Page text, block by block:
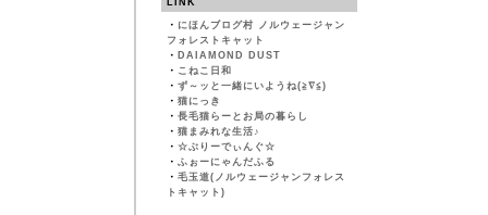
LINK
・ にほんブログ村 ノルウェージャン
フォレストキャット
・ DAIAMOND DUST
・ こねこ日和
・ ず～ッと一緒にいようね(≧∇≦)
・ 猫にっき
・ 長毛猫らーとお局の暮らし
・ 猫まみれな生活♪
・ ☆ぶりーでぃんぐ☆
・ ふぉーにゃんだふる
・ 毛玉道(ノルウェージャンフォレス
トキャット)